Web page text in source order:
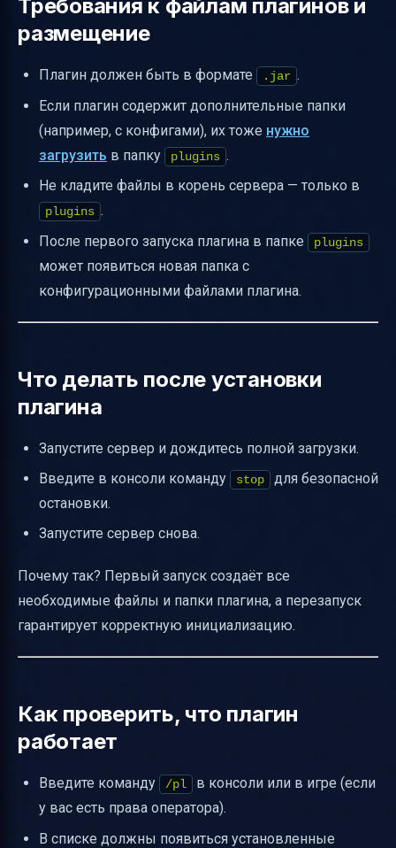
Требования к файлам плагинов и
размещение
Плагин должен быть в формате .jar .
Если плагин содержит дополнительные папки
(например, с конфигами), их тоже нужно
загрузить в папку plugins .
Не кладите файлы в корень сервера — только в
plugins .
После первого запуска плагина в папке
plugins
может появиться новая папка с
конфигурационными файлами плагина.
Что делать после установки
плагина
Запустите сервер и дождитесь полной загрузки.
Введите в консоли команду
stop
для безопасной
остановки.
Запустите сервер снова.
Почему так? Первый запуск создаёт все
необходимые файлы и папки плагина, а перезапуск
гарантирует корректную инициализацию.
Как проверить, что плагин
работает
Введите команду /pl
в консоли или в игре (если
у вас есть права оператора).
В списке должны появиться установленные